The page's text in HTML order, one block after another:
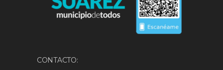
CONTACTO: